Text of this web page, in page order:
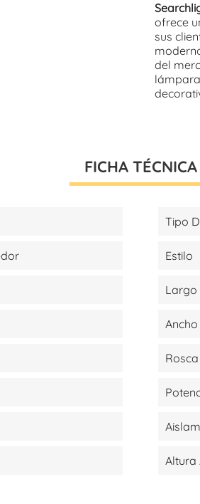
ofrece
sus
del
FICHA TÉCNICA
Tipo
Estilo
Rosca
Altura